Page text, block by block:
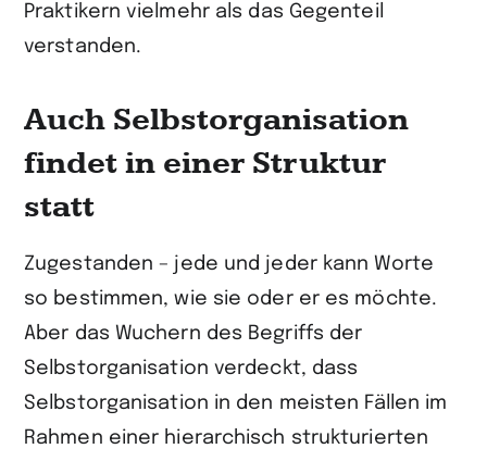
Praktikern vielmehr als das Gegenteil
verstanden.
Auch Selbstorganisation
findet in einer Struktur
statt
Zugestanden – jede und jeder kann Worte
so bestimmen, wie sie oder er es möchte.
Aber das Wuchern des Begriffs der
Selbstorganisation verdeckt, dass
Selbstorganisation in den meisten Fällen im
Rahmen einer hierarchisch strukturierten